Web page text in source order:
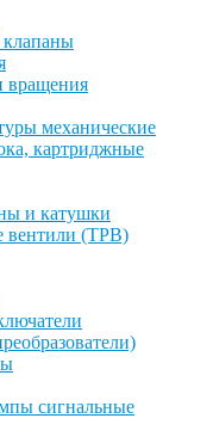
клапаны
вращения
механические
картриджные
и катушки
вентили (ТРВ)
сигнальные